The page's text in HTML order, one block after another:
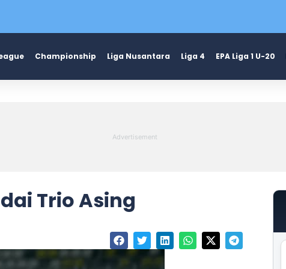
Championship Liga Nusantara Liga 4 EPA Liga 1 U-20
Trio Asing